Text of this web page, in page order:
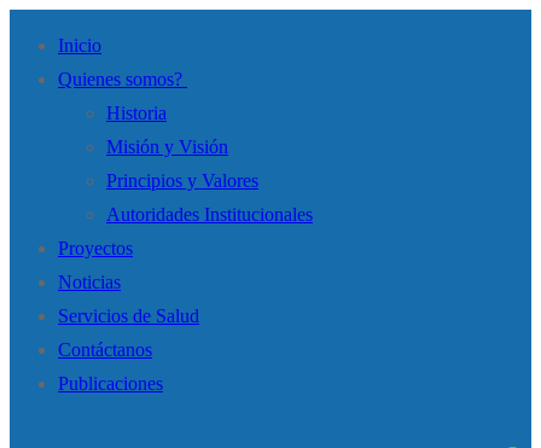
Inicio
Quienes somos?
Historia
Misión y Visión
Principios y Valores
Autoridades Institucionales
Proyectos
Noticias
Servicios de Salud
Contáctanos
Publicaciones